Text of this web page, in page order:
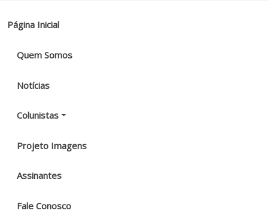
Página Inicial
Quem Somos
Notícias
Colunistas
Projeto Imagens
Assinantes
Fale Conosco